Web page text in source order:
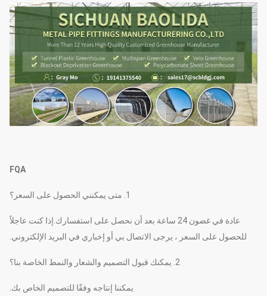
FQA
1. متى يمكنني الحصول على السعر؟
عادة في غضون 24 ساعة بعد أن نحصل على استفسارك.إذا كنت عاجلاً
للحصول على السعر ، يرجى الاتصال بي أو إخباري في البريد الإلكتروني.
2. يمكنك قبول التصميم والشعار والنمط الخاصة بنا؟
يمكننا إنتاجه وفقًا للتصميم الخاص بك.